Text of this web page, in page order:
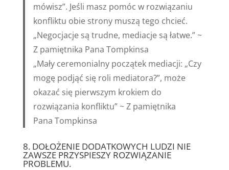
mówisz”. Jeśli masz pomóc w rozwiązaniu
konfliktu obie strony muszą tego chcieć.
„Negocjacje są trudne, mediacje są łatwe.” ~
Z pamiętnika Pana Tompkinsa
„Mały ceremonialny początek mediacji: „Czy
mogę podjąć się roli mediatora?”, może
okazać się pierwszym krokiem do
rozwiązania konfliktu” ~ Z pamiętnika
Pana Tompkinsa
8. DOŁOŻENIE DODATKOWYCH LUDZI NIE
ZAWSZE PRZYSPIESZY ROZWIĄZANIE
PROBLEMU.